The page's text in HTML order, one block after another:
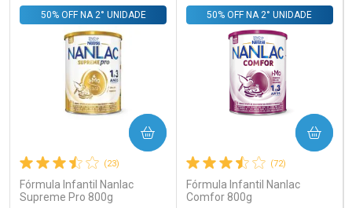
(23)
Fórmula Infantil Nanlac
Supreme Pro 800g
50% OFF NA 2° UNIDADE
COMPRAR
(72)
Fórmula Infantil Nanlac
Comfor 800g
50% OFF NA 2° UNIDADE
COMPRAR